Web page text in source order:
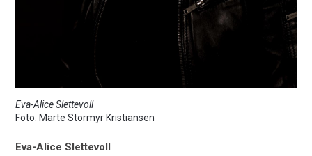
Eva-Alice Slettevoll
Marte Stormyr Kristiansen
Eva-Alice Slettevoll